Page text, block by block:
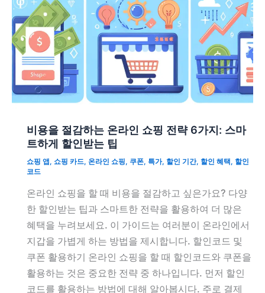
비용을 절감하는 온라인 쇼핑 전략 6가지: 스마
트하게 할인받는 팁
쇼핑 앱 , 쇼핑 카드, 온라인 쇼핑, 쿠폰, 특가, 할인 기간, 할인 혜택, 할인
코드
온라인 쇼핑을 할 때 비용을 절감하고 싶은가요? 다양
한 할인받는 팁과 스마트한 전략을 활용하여 더 많은
혜택을 누려보세요. 이 가이드는 여러분이 온라인에서
지갑을 가볍게 하는 방법을 제시합니다. 할인코드 및
쿠폰 활용하기 온라인 쇼핑을 할 때 할인코드와 쿠폰을
활용하는 것은 중요한 전략 중 하나입니다. 먼저 할인
코드를 활용하는 방법에 대해 알아봅시다. 주로 결제